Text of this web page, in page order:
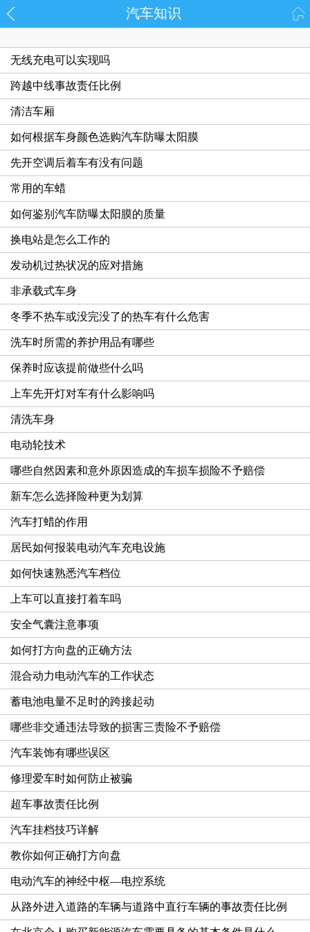
汽车知识
无线充电可以实现吗
跨越中线事故责任比例
清洁车厢
如何根据车身颜色选购汽车防曝太阳膜
先开空调后着车有没有问题
常用的车蜡
如何鉴别汽车防曝太阳膜的质量
换电站是怎么工作的
发动机过热状况的应对措施
非承载式车身
冬季不热车或没完没了的热车有什么危害
洗车时所需的养护用品有哪些
保养时应该提前做些什么吗
上车先开灯对车有什么影响吗
清洗车身
电动轮技术
哪些自然因素和意外原因造成的车损车损险不予赔偿
新车怎么选择险种更为划算
汽车打蜡的作用
居民如何报装电动汽车充电设施
如何快速熟悉汽车档位
上车可以直接打着车吗
安全气囊注意事项
如何打方向盘的正确方法
混合动力电动汽车的工作状态
蓄电池电量不足时的跨接起动
哪些非交通违法导致的损害三责险不予赔偿
汽车装饰有哪些误区
修理爱车时如何防止被骗
超车事故责任比例
汽车挂档技巧详解
教你如何正确打方向盘
电动汽车的神经中枢—电控系统
从路外进入道路的车辆与道路中直行车辆的事故责任比例